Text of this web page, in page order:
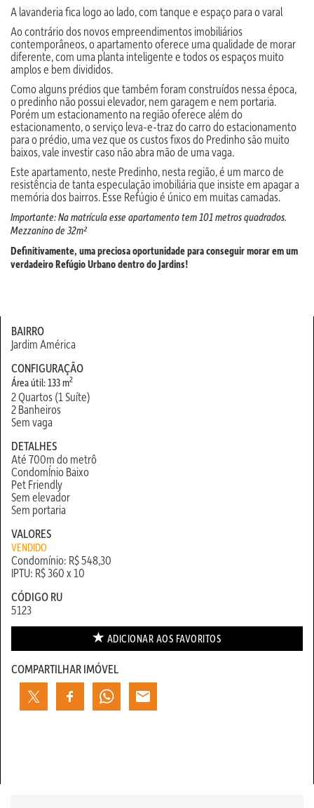
A lavanderia fica logo ao lado, com tanque e espaço para o varal
Ao contrário dos novos empreendimentos imobiliários
contemporâneos, o apartamento oferece uma qualidade de morar
diferente, com uma planta inteligente e todos os espaços muito
amplos e bem divididos.
Como alguns prédios que também foram construídos nessa época,
o predinho não possui elevador, nem garagem e nem portaria.
Porém um estacionamento na região oferece além do
estacionamento, o serviço leva-e-traz do carro do estacionamento
para o prédio, uma vez que os custos fixos do Predinho são muito
baixos, vale investir caso não abra mão de uma vaga.
Este apartamento, neste Predinho, nesta região, é um marco de
resistência de tanta especulação imobiliária que insiste em apagar a
memória dos bairros. Esse Refúgio é único em muitas camadas.
Importante: Na matrícula esse apartamento tem 101 metros quadrados.
Mezzanino de 32m²
Definitivamente, uma preciosa oportunidade para conseguir morar em um
verdadeiro Refúgio Urbano dentro do Jardins!
BAIRRO
Jardim América
CONFIGURAÇÃO
Área útil: 133 m2
2 Quartos (1 Suíte)
2 Banheiros
Sem vaga
DETALHES
Até 700m do metrô
CondomÍnio Baixo
Pet Friendly
Sem elevador
Sem portaria
VALORES
VENDIDO
Condomínio: R$ 548,30
IPTU: R$ 360 x 10
CÓDIGO RU
5123
ADICIONAR AOS FAVORITOS
COMPARTILHAR IMÓVEL